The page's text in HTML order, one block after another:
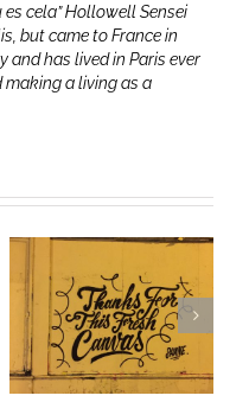
es cela” Hollowell Sensei
but came to France in
and has lived in Paris ever
making a living as a
Un bouquet d’écriture
et méditation